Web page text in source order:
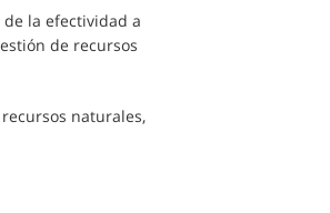
la efectividad a
de recursos
naturales,